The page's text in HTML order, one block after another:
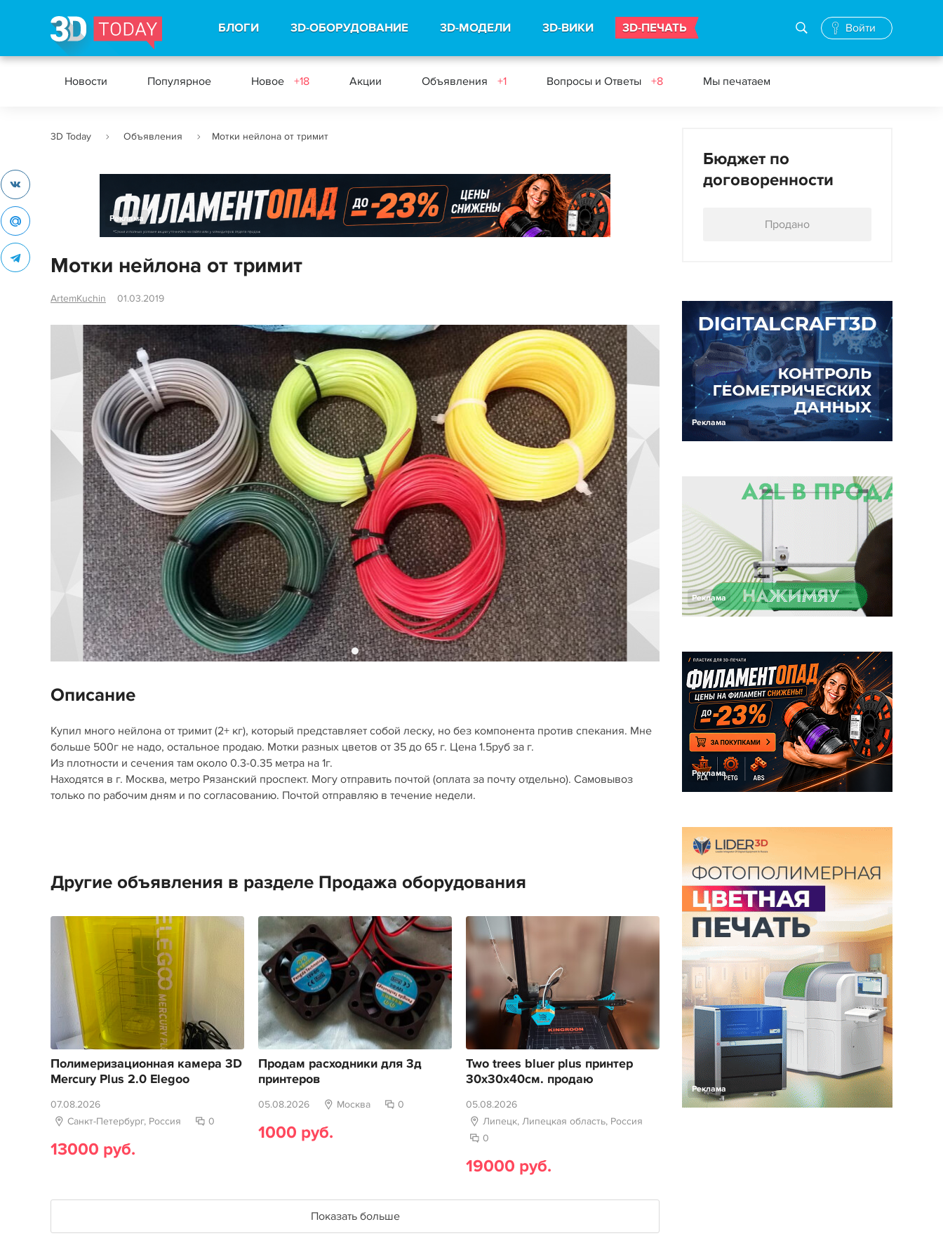
БЛОГИ 3D-ОБОРУДОВАНИЕ 3D-МОДЕЛИ 3D-ВИКИ 3D-ПЕЧАТЬ Войти
Новости Популярное Новое +18 Акции Объявления +1 Вопросы и Ответы +8 Мы печатаем
3D Today Объявления Мотки нейлона от тримит
Реклама
Мотки нейлона от тримит
ArtemKuchin 01.03.2019
Описание
Купил много нейлона от тримит (2+ кг), который представляет собой леску, но без компонента против спекания. Мне
больше 500г не надо, остальное продаю. Мотки разных цветов от 35 до 65 г. Цена 1.5руб за г.
Из плотности и сечения там около 0.3-0.35 метра на 1г.
Находятся в г. Москва, метро Рязанский проспект. Могу отправить почтой (оплата за почту отдельно). Самовывоз
только по рабочим дням и по согласованию. Почтой отправляю в течение недели.
Другие объявления в разделе Продажа оборудования
Полимеризационная камера 3D
Mercury Plus 2.0 Elegoo
07.08.2026
Санкт-Петербург, Россия
0
13000 руб.
Продам расходники для 3д
принтеров
05.08.2026 Москва 0
1000 руб.
Two trees bluer plus принтер
30х30х40см. продаю
05.08.2026
Липецк, Липецкая область, Россия
0
19000 руб.
Показать больше
Бюджет по
договоренности
Продано
Реклама
Реклама
Реклама
Реклама